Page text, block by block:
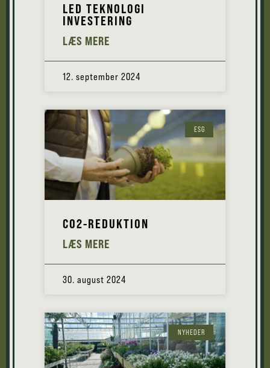
LED TEKNOLOGI
INVESTERING
LÆS MERE
12. september 2024
ESG
CO2-REDUKTION
LÆS MERE
30. august 2024
NYHEDER